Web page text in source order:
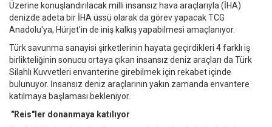
Üzerine konuşlandırılacak milli insansız hava araçlarıyla (İHA)
denizde adeta bir İHA üssü olarak da görev yapacak TCG
Anadolu'ya, Hürjet'in de iniş kalkış yapabilmesi amaçlanıyor.
Türk savunma sanayisi şirketlerinin hayata geçirdikleri 4 farklı iş
birlikteliğinin sonucu ortaya çıkan insansız deniz araçları da Türk
Silahlı Kuvvetleri envanterine girebilmek için rekabet içinde
bulunuyor. İnsansız deniz araçlarının yakın zamanda envantere
katılmaya başlaması bekleniyor.
"Reis"ler donanmaya katılıyor